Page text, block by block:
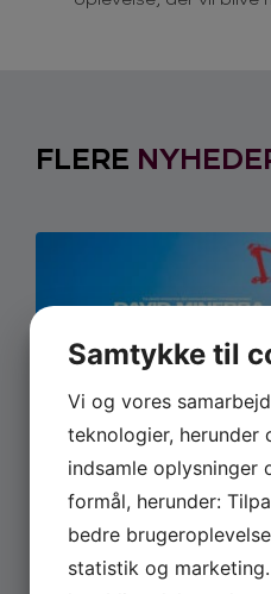
FLERE
JUNI 22, 2026
David Minerbas
er nu på TV 2
David Minerba har i 2026
Samtykke til
Vi og vores
teknologier, herunder
indsamle oplysninger
formål, herunder:
bedre
statistik og